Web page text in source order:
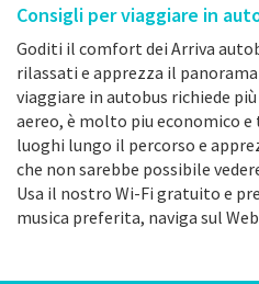
Consigli per viaggiare in
Goditi il comfort dei Arriva
rilassati e apprezza il
viaggiare in autobus richiede
aereo, è molto piu economico
luoghi lungo il percorso e
che non sarebbe possibile
Usa il nostro Wi-Fi gratuito e
musica preferita, naviga sul